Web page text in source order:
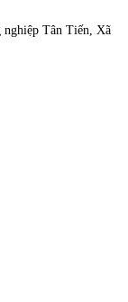
Tân Tiến, Xã